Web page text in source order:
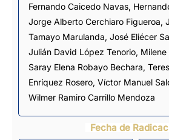
Fernando Caicedo Navas,
Jorge Alberto Cerchiaro Figueroa,
Tamayo Marulanda, José Eliécer
Julián David López Tenorio,
Saray Elena Robayo Bechara,
Enríquez Rosero, Víctor Manuel
Wilmer Ramiro Carrillo Mendoza
Fecha de